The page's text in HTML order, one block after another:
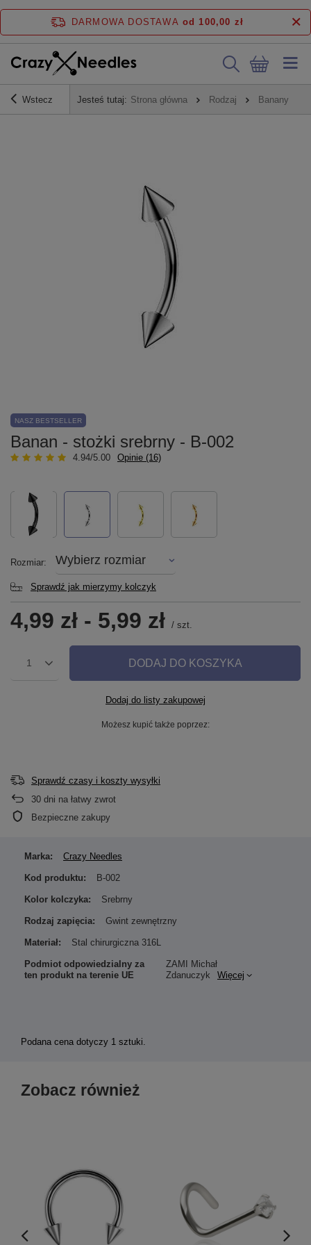
DARMOWA DOSTAWA od 100,00 zł
Wstecz Jesteś tutaj: Strona główna Rodzaj Banany
NASZ BESTSELLER
Banan - stożki srebrny - B-002
4.94/5.00 Opinie (16)
Rozmiar Wybierz rozmiar
Sprawdź jak mierzymy kolczyk
4,99 zł - 5,99 zł / szt.
1 DODAJ DO KOSZYKA
Dodaj do listy zakupowej
Możesz kupić także poprzez:
Sprawdź czasy i koszty wysyłki
30 dni na łatwy zwrot
Bezpieczne zakupy
Podana cena dotyczy 1 sztuki.
Marka: Crazy Needles
Kod produktu: B-002
Kolor kolczyka: Srebrny
Rodzaj zapięcia: Gwint zewnętrzny
Materiał: Stal chirurgiczna 316L
Podmiot odpowiedzialny za
ten produkt na terenie UE
ZAMI Michał
Zdanuczyk
Więcej
Zobacz również